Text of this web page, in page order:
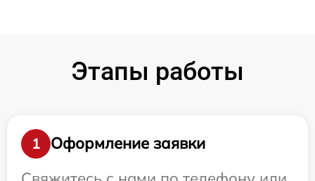
Этапы работы
1
Оформление заявки